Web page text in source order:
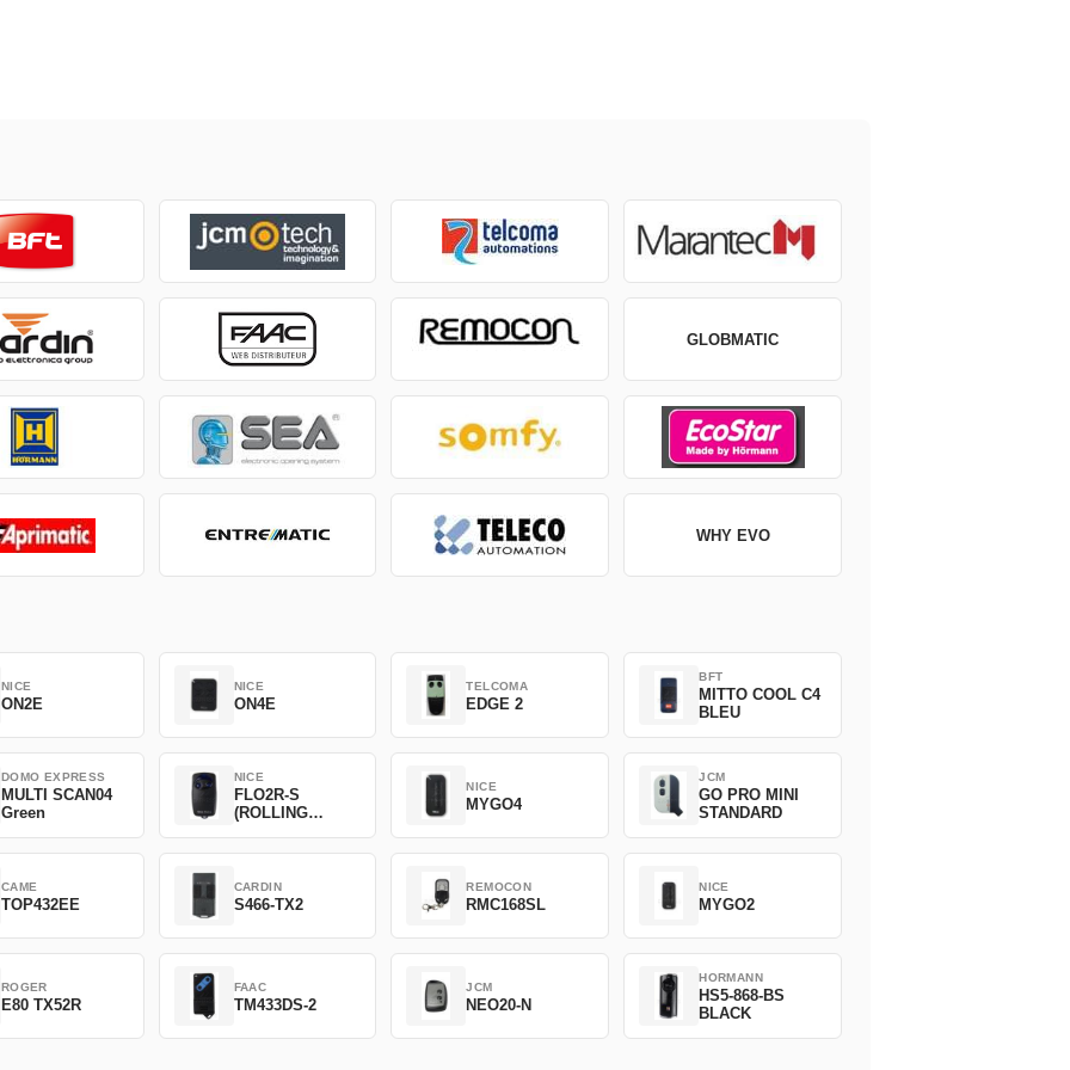
GLOBMATIC
WHY EVO
NICE
ON2E
NICE
ON4E
TELCOMA
EDGE 2
BFT
MITTO COOL C4
BLEU
DOMO EXPRESS
MULTI SCAN04
Green
NICE
FLO2R-S
(ROLLING
NICE
MYGO4
JCM
GO PRO MINI
STANDARD
CAME
TOP432EE
CARDIN
S466-TX2
REMOCON
RMC168SL
NICE
MYGO2
ROGER
E80 TX52R
FAAC
TM433DS-2
JCM
NEO20-N
HORMANN
HS5-868-BS
BLACK